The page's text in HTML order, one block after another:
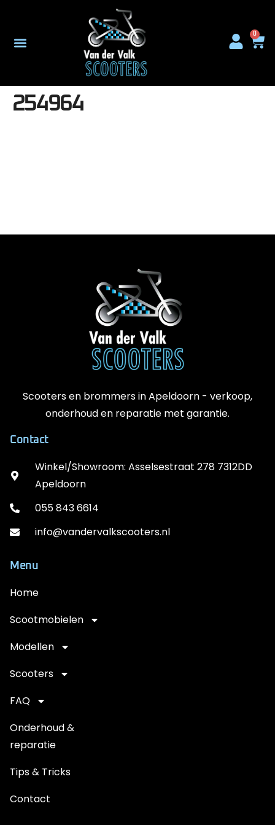
0
254964
Scooters en brommers in Apeldoorn - verkoop,
onderhoud en reparatie met garantie.
Contact
Winkel/Showroom: Asselsestraat 278 7312DD
Apeldoorn
055 843 6614
info@vandervalkscooters.nl
Menu
Home
Scootmobielen
Modellen
Scooters
FAQ
Onderhoud &
reparatie
Tips & Tricks
Contact